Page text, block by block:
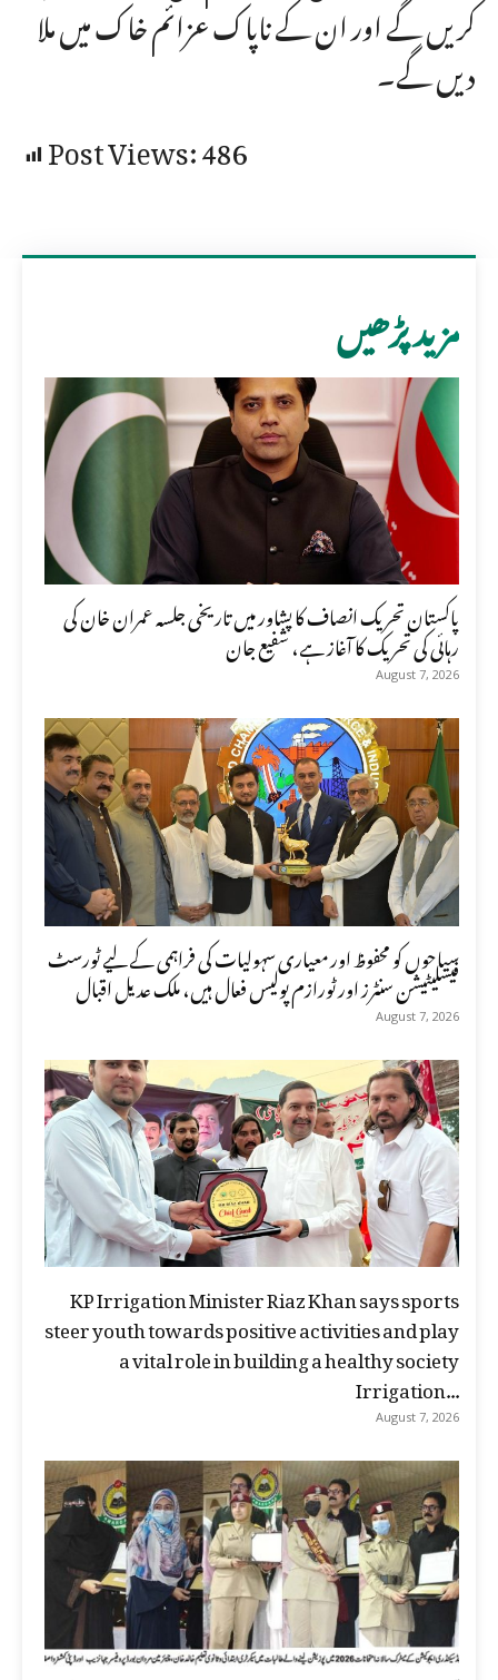
کریں گے اور ان کے ناپاک عزائم خاک میں ملا
دیں گے۔
Post Views:486
مزید پڑھیں
پاکستان تحریک انصاف کا پشاور میں تاریخی جلسہ عمران خان کی
رہائی کی تحریک کا آغاز ہے، شفیع جان
August 7, 2026
سیاحوں کو محفوظ اور معیاری سہولیات کی فراہمی کے لیے ٹورسٹ
فیسلیٹیشن سنٹرز اور ٹورازم پولیس فعال ہیں، ملک عدیل اقبال
August 7, 2026
KP Irrigation Minister Riaz Khan says sports
steer youth towards positive activities and play
a vital role in building a healthy society
Irrigation...
August 7, 2026